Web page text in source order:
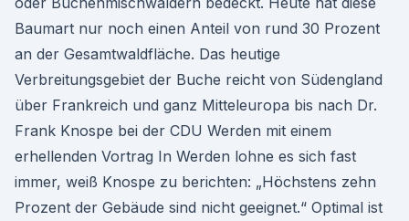
Baumart nur noch einen Anteil von rund 30 Prozent
an der Gesamtwaldfläche. Das heutige
Verbreitungsgebiet der Buche reicht von Südengland
über Frankreich und ganz Mitteleuropa bis nach Dr.
Frank Knospe bei der CDU Werden mit einem
erhellenden Vortrag In Werden lohne es sich fast
immer, weiß Knospe zu berichten: „Höchstens zehn
Prozent der Gebäude sind nicht geeignet.“ Optimal ist